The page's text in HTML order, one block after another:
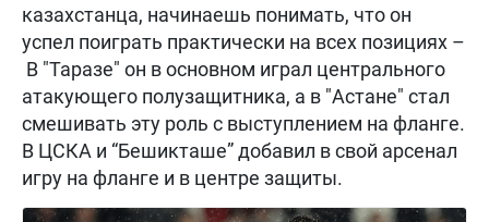
казахстанца, начинаешь понимать, что он
успел поиграть практически на всех позициях –
В "Таразе" он в основном играл центрального
атакующего полузащитника, а в "Астане" стал
смешивать эту роль с выступлением на фланге.
В ЦСКА и “Бешикташе” добавил в свой арсенал
игру на фланге и в центре защиты.